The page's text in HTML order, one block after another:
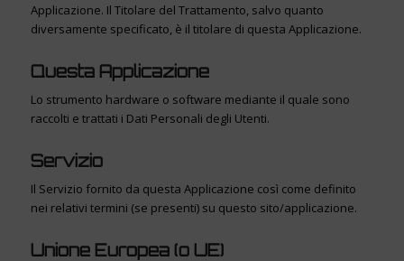
Applicazione. Il Titolare del Trattamento, salvo quanto
diversamente specificato, è il titolare di questa Applicazione.
Questa Applicazione
Lo strumento hardware o software mediante il quale sono
raccolti e trattati i Dati Personali degli Utenti.
Servizio
Il Servizio fornito da questa Applicazione così come definito
nei relativi termini (se presenti) su questo sito/applicazione.
Unione Europea (o UE)